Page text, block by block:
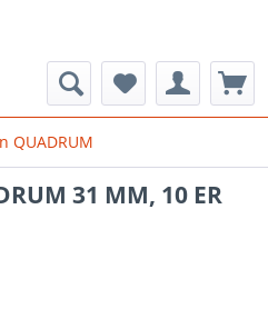
QUADRUM
31 MM, 10 ER